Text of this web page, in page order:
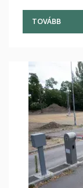
A
finanszírozza.
TOVÁBB